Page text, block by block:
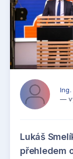
—
Lukáš
přehledem